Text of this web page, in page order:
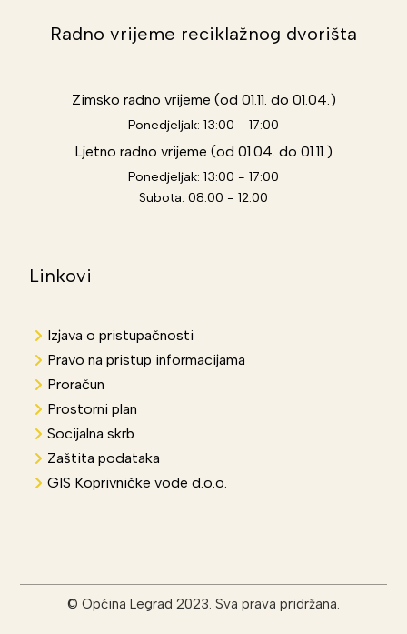
Radno vrijeme reciklažnog dvorišta
Zimsko radno vrijeme (od 01.11. do 01.04.)
Ponedjeljak: 13:00 - 17:00
Ljetno radno vrijeme (od 01.04. do 01.11.)
Ponedjeljak: 13:00 - 17:00
Subota: 08:00 - 12:00
Linkovi
Izjava o pristupačnosti
Pravo na pristup informacijama
Proračun
Prostorni plan
Socijalna skrb
Zaštita podataka
GIS Koprivničke vode d.o.o.
© Općina Legrad 2023. Sva prava pridržana.